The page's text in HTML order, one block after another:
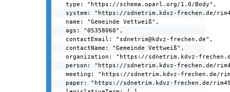
    type: "https://schema.oparl.org/1.0/Body",
system: "https://sdnetrim.kdvz-frechen.de/
    name: "Gemeinde Vettweiß",
    ags: "05358060",
    contactEmail: "sdnetrim@kdvz-frechen.de",
    contactName: "Gemeinde Vettweiß",
organization: "https://sdnetrim.kdvz-
person: "https://sdnetrim.kdvz-frechen.de/
meeting: "https://sdnetrim.kdvz-frechen.de/
paper: "https://sdnetrim.kdvz-frechen.de/